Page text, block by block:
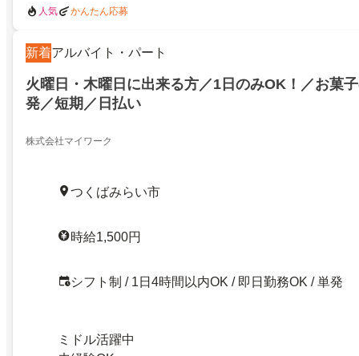
人気 かんたん応募
新着アルバイト・パート
火曜日・木曜日に出来る方／1日のみOK！／お菓
発／短期／日払い
株式会社マイワーク
つくばみらい市
時給1,500円
シフト制 / 1日4時間以内OK / 即日勤務OK / 単発
ミドル活躍中